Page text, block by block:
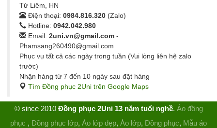
Từ Liêm, HN
Điện thoại: 0984.816.320 (Zalo)
Hotline: 0942.042.980
Email: 2uni.vn@gmail.com -
Phamsang260490@gmail.com
Phục vụ tất cả các ngày trong tuần (Vui lòng liên hệ zalo
trước)
Nhận hàng từ 7 đến 10 ngày sau đặt hàng
Tìm Đồng phục 2Uni trên Google Maps
© since 2010 Đồng phục 2Uni 13 năm tuổi nghề. Áo đồng
phục , Đồng phục lớp, Áo lớp đẹp, Áo lớp, Đồng phục, Mẫu áo